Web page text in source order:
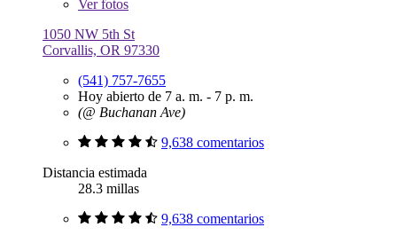
Verfotos
1050 NW 5th St
Corvallis, OR 97330
(541) 757-7655
Hoy abierto de 7 a. m. - 7 p. m.
(@ Buchanan Ave)
9,638 comentarios
Distancia estimada
28.3 millas
9,638 comentarios